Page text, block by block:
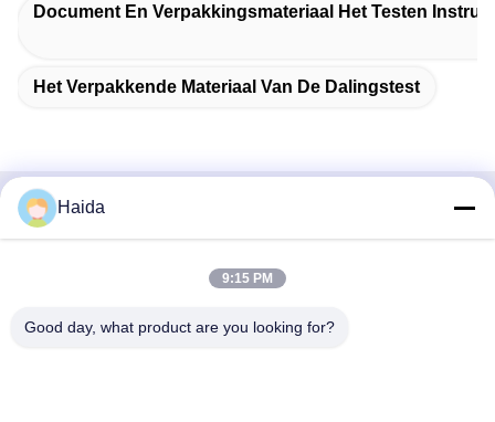
Document En Verpakkingsmateriaal Het Testen
Het Verpakkende Materiaal Van De Dalingstest
Snel contact
Tianan, Nancheng-District, Dongguan-Stad, de Provincie
Haida
9:15 PM
Good day, what product are you looking for?